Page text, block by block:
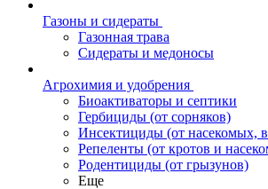
Газоны и сидераты
Газонная трава
Сидераты и медоносы
Агрохимия и удобрения
Биоактиваторы и септики
Гербициды (от сорняков)
Инсектициды (от насекомых,
Репеленты (от кротов и
Родентициды (от грызунов)
Еще